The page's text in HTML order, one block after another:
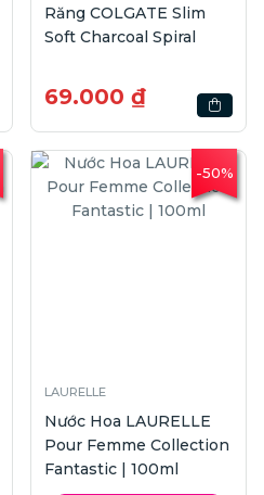
Răng COLGATE Slim
Soft Charcoal Spiral
69.000 ₫
-50%
LAURELLE
Nước Hoa LAURELLE
Pour Femme Collection
Fantastic | 100ml